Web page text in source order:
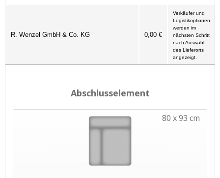
R. Wenzel GmbH & Co. KG 0,00 €
Verkäufer und
Logistikoptionen
werden im
nächsten Schritt
nach Auswahl
des Lieferorts
angezeigt.